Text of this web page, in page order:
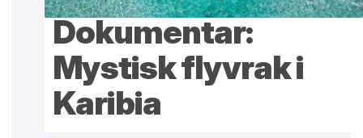
Dokumentar:
Mystisk flyvrak i
Karibia